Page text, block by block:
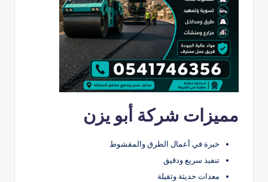
مميزات شركة أبو يزن
خبرة في أعمال الطرق والمقشوط
تنفيذ سريع ودقيق
معدات حديثة وثقيلة